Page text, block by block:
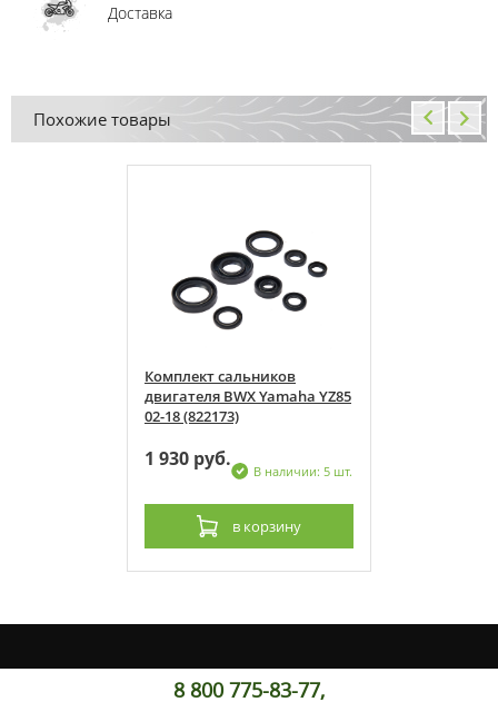
Доставка
Похожие товары
Комплект сальников
двигателя BWX Yamaha YZ85
02-18 (822173)
1 930 руб.
В наличии: 5 шт.
в корзину
8 800 775-83-77,